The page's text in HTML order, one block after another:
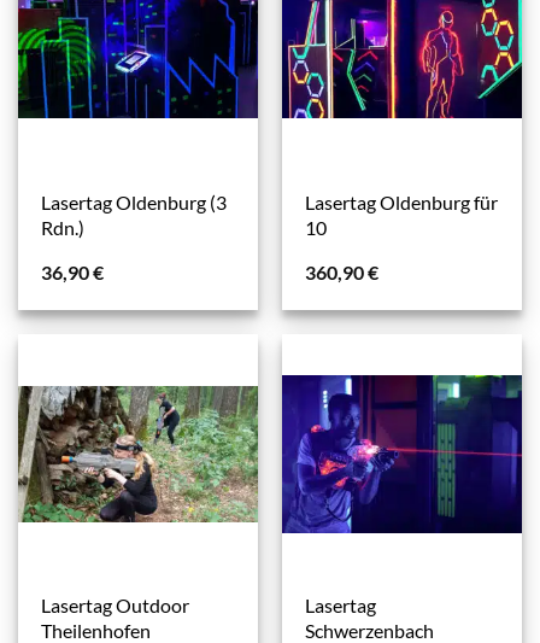
Lasertag Oldenburg (3
Rdn.)
36,90€
Lasertag Oldenburg für
10
360,90€
Lasertag Outdoor
Theilenhofen
Lasertag
Schwerzenbach